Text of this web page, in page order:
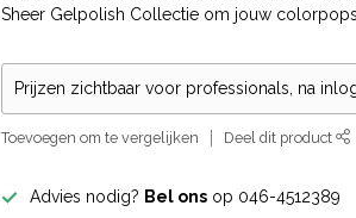
Sheer Gelpolish Collectie om jouw
Prijzen zichtbaar voor professionals, na
Toevoegen om te vergelijken Deel dit product
Advies nodig? Bel ons op 046-4512389